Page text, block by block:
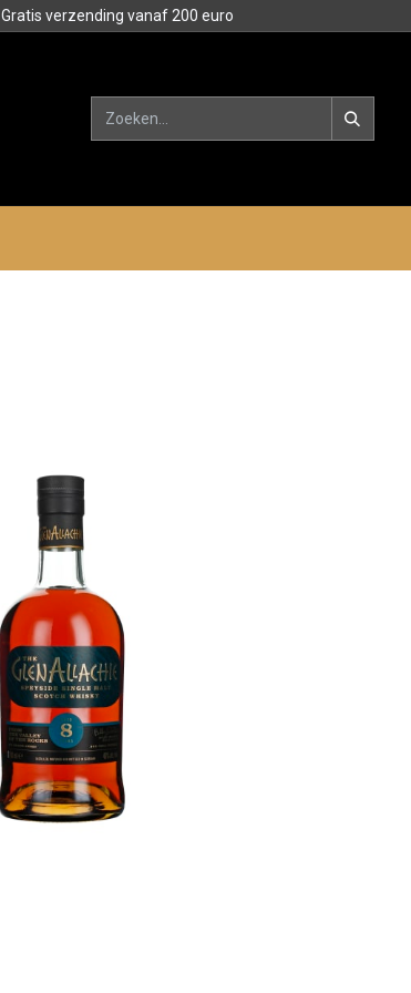
Gratis verzending vanaf 200 euro